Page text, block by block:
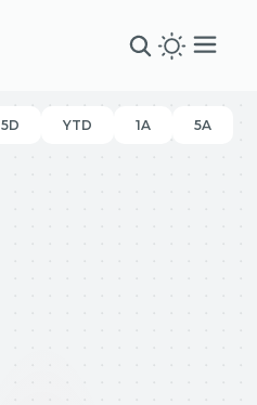
5D YTD 1A 5A